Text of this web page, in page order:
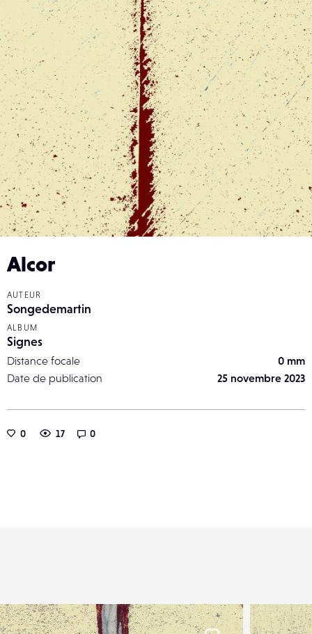
Alcor
AUTEUR
Songedemartin
ALBUM
Signes
Distance focale
0 mm
Date de publication
25 novembre 2023
0 17 0